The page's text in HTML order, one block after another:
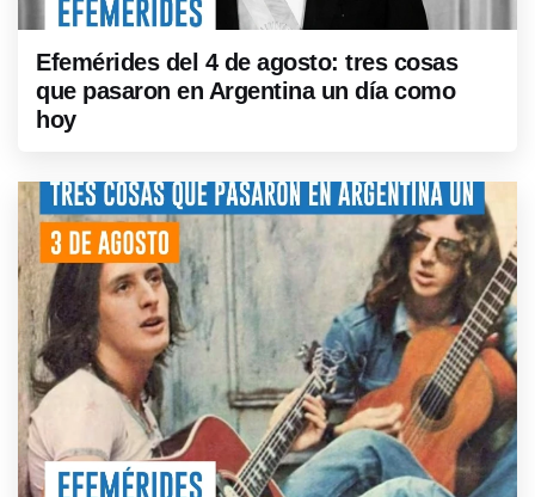
Efemérides del 4 de agosto: tres cosas
que pasaron en Argentina un día como
hoy